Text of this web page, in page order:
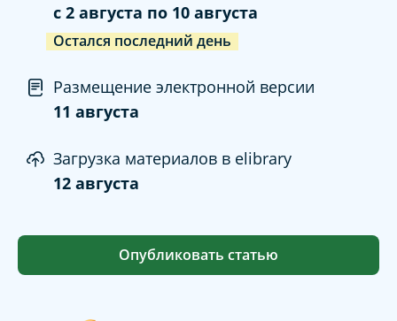
c 2 августа по 10 августа
Остался последний день
Размещение электронной версии
11 августа
Загрузка материалов в elibrary
12 августа
Опубликовать статью